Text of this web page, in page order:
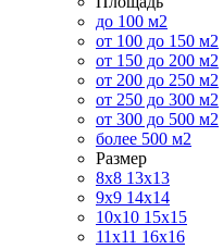
до 100 м2
от 100 до 150 м2
от 150 до 200 м2
от 200 до 250 м2
от 250 до 300 м2
от 300 до 500 м2
более 500 м2
Размер
8х8 13х13
9х9 14х14
10х10 15х15
11x11 16х16